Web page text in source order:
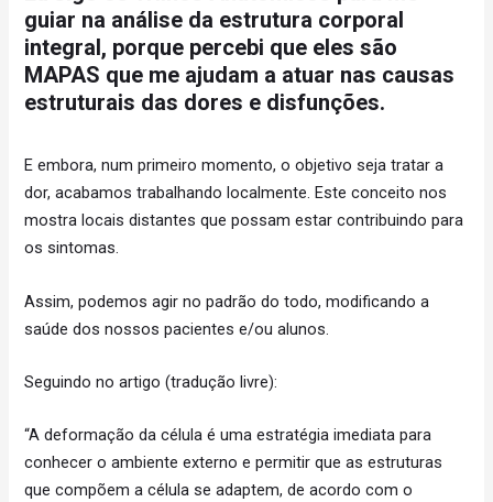
guiar na análise da estrutura corporal
integral, porque percebi que eles são
MAPAS que me ajudam a atuar nas causas
estruturais das dores e disfunções.
E embora, num primeiro momento, o objetivo seja tratar a
dor, acabamos trabalhando localmente. Este conceito nos
mostra locais distantes que possam estar contribuindo para
os sintomas.
Assim, podemos agir no padrão do todo, modificando a
saúde dos nossos pacientes e/ou alunos.
Seguindo no artigo (tradução livre):
“A deformação da célula é uma estratégia imediata para
conhecer o ambiente externo e permitir que as estruturas
que compõem a célula se adaptem, de acordo com o